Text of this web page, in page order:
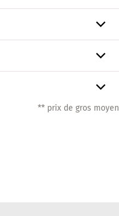
** prix de gros moyen